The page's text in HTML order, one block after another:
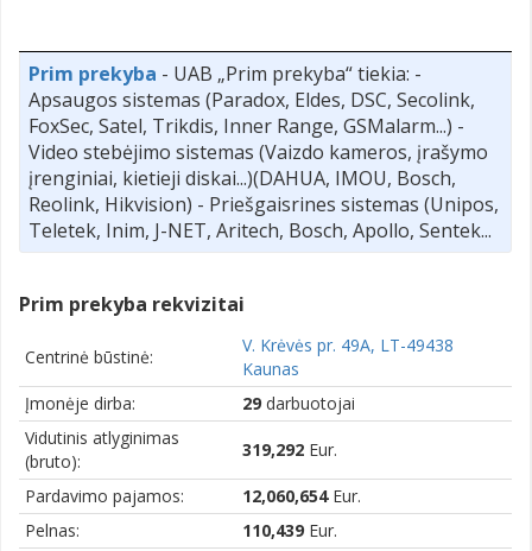
Prim prekyba - UAB „Prim prekyba“ tiekia: -
Apsaugos sistemas (Paradox, Eldes, DSC, Secolink,
FoxSec, Satel, Trikdis, Inner Range, GSMalarm...) -
Video stebėjimo sistemas (Vaizdo kameros, įrašymo
įrenginiai, kietieji diskai...)(DAHUA, IMOU, Bosch,
Reolink, Hikvision) - Priešgaisrines sistemas (Unipos,
Teletek, Inim, J-NET, Aritech, Bosch, Apollo, Sentek...
Prim prekyba rekvizitai
Centrinė būstinė:
V. Krėvės pr. 49A, LT-49438
Kaunas
Įmonėje dirba:
29 darbuotojai
Vidutinis atlyginimas
(bruto):
319,292 Eur.
Pardavimo pajamos: 12,060,654Eur.
Pelnas:
110,439 Eur.